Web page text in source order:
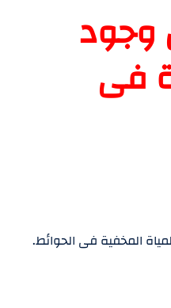
وجود
فى
المخفية فى الحوائط.